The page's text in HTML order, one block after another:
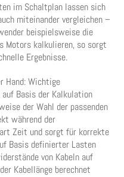
im Schaltplan lassen sich
miteinander vergleichen –
beispielsweise die
Motors kalkulieren, so sorgt
Ergebnisse.
Hand: Wichtige
Basis der Kalkulation
der Wahl der passenden
während der
Zeit und sorgt für korrekte
Basis definierter Lasten
von Kabeln auf
Kabellänge berechnet